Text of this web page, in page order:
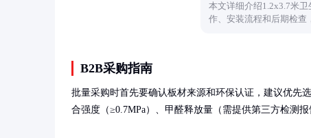
本文详细介绍1.2x3.7米
作、安装流程和后期检查
B2B采购指南
批量采购时首先要确认板材来源和环保认证，建议优先
合强度（≥0.7MPa）、甲醛释放量（需提供第三方检测报